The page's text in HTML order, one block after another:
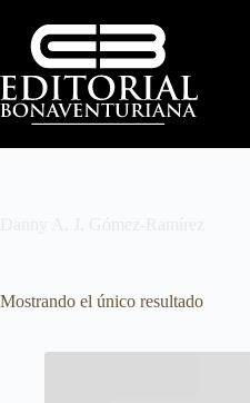
Danny A. J. Gómez-Ramírez
Mostrando el único resultado